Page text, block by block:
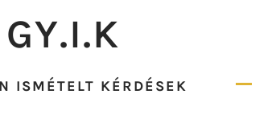
GY.I.K
ISMÉTELT KÉRDÉSEK